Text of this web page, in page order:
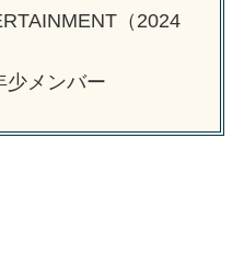
（2024
少メンバー